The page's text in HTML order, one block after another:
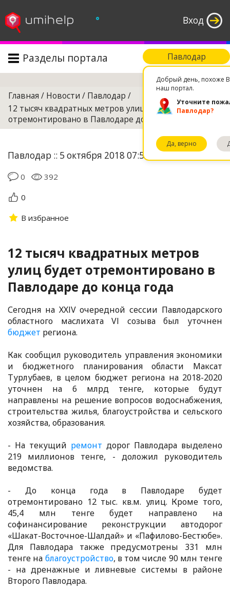
Вход
°
Павлодар
Добрый день, похоже
наш портал.
Уточните
Павлодар?
Да, верно
Разделы портала Поиск
Главная / Новости / Павлодар /
12 тысяч квадратных метров улиц будет
отремонтировано в Павлодаре до конца года
Павлодар :: 5 октября 2018 07:55
0
392
0
В избранное
12 тысяч квадратных метров
улиц будет отремонтировано в
Павлодаре до конца года
Сегодня на ХХІV очередной сессии Павлодарского
областного маслихата VІ созыва был уточнен
бюджет региона.
Как сообщил руководитель управления экономики
и бюджетного планирования области Максат
Турлубаев, в целом бюджет региона на 2018-2020
уточнен на 6 млрд тенге, которые будут
направлены на решение вопросов водоснабжения,
строительства жилья, благоустройства и сельского
хозяйства, образования.
- На текущий ремонт дорог Павлодара выделено
219 миллионов тенге, - доложил руководитель
ведомства.
- До конца года в Павлодаре будет
отремонтировано 12 тыс. кв.м. улиц. Кроме того,
45,4 млн тенге будет направлено на
софинансирование реконструкции автодорог
«Шакат-Восточное-Шалдай» и «Пафилово-Бестюбе».
Для Павлодара также предусмотрены 331 млн
тенге на благоустройство, в том числе 90 млн тенге
- на дренажные и ливневые системы в районе
Второго Павлодара.